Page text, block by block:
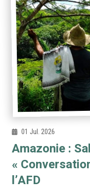
01 Jul. 2026
Amazonie :
«
l’AFD